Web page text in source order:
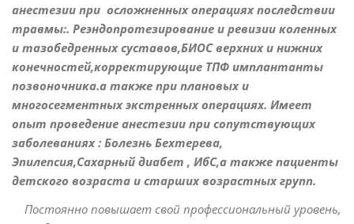
анестезии при осложненных операциях последствии
травмы:. Реэндопротезирование и ревизии коленных
и тазобедренных суставов,БИОС верхних и нижних
конечностей,корректирующие ТПФ имплантанты
позвоночника.а также при плановых и
многосегментных экстренных операциях. Имеет
опыт проведение анестезии при сопутствующих
заболеваниях : Болезнь Бехтерева,
Эпилепсия,Сахарный диабет , ИбС,а также пациенты
детского возраста и старших возрастных групп.
Постоянно повышает свой профессиональный уровень,